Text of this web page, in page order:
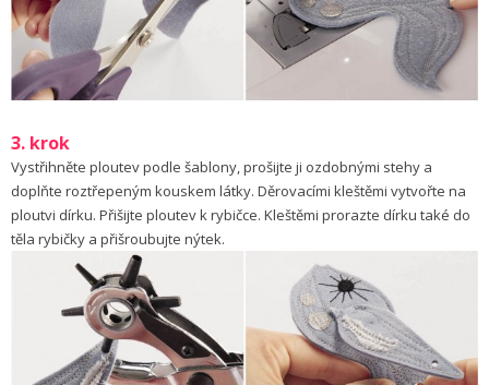
3. krok
Vystřihněte ploutev podle šablony, prošijte ji ozdobnými stehy a
doplňte roztřepeným kouskem látky. Děrovacími kleštěmi vytvořte na
ploutvi dírku. Přišijte ploutev k rybičce. Kleštěmi prorazte dírku také do
těla rybičky a přišroubujte nýtek.